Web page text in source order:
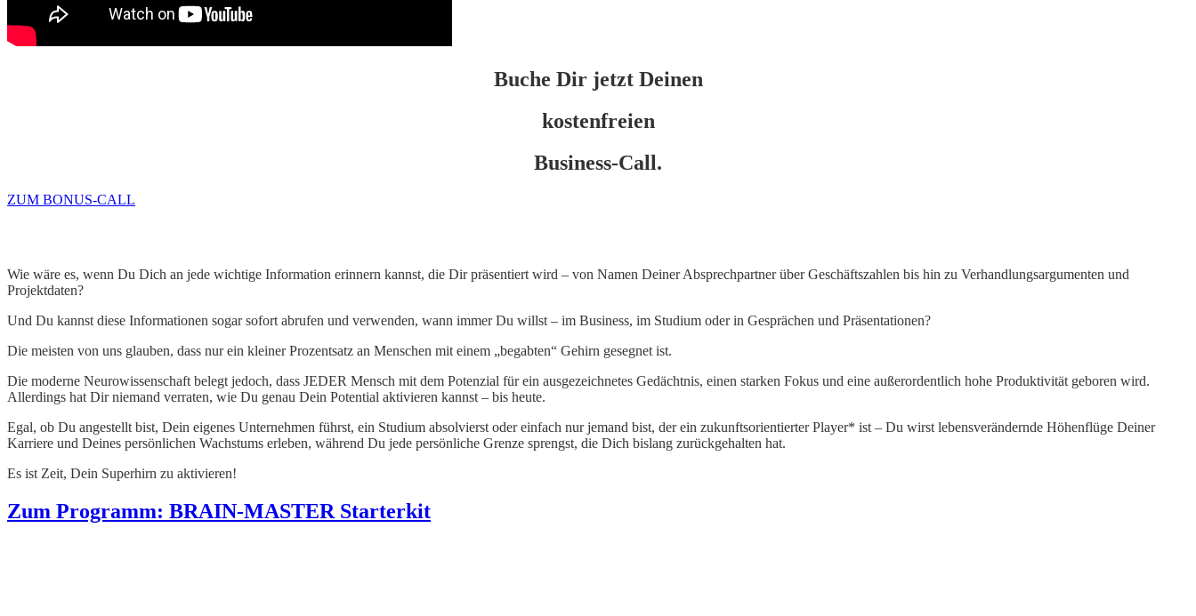
Buche Dir jetzt Deinen
kostenfreien
Business-Call.
ZUM BONUS-CALL
Wie wäre es, wenn Du Dich an jede wichtige Information erinnern kannst, die Dir präsentiert wird – von Namen Deiner Absprechpartner über Geschäftszahlen bis hin zu Verhandlungsargumenten und
Projektdaten?
Und Du kannst diese Informationen sogar sofort abrufen und verwenden, wann immer Du willst – im Business, im Studium oder in Gesprächen und Präsentationen?
Die meisten von uns glauben, dass nur ein kleiner Prozentsatz an Menschen mit einem „begabten“ Gehirn gesegnet ist.
Die moderne Neurowissenschaft belegt jedoch, dass JEDER Mensch mit dem Potenzial für ein ausgezeichnetes Gedächtnis, einen starken Fokus und eine außerordentlich hohe Produktivität geboren wird.
Allerdings hat Dir niemand verraten, wie Du genau Dein Potential aktivieren kannst – bis heute.
Egal, ob Du angestellt bist, Dein eigenes Unternehmen führst, ein Studium absolvierst oder einfach nur jemand bist, der ein zukunftsorientierter Player* ist – Du wirst lebensverändernde Höhenflüge Deiner
Karriere und Deines persönlichen Wachstums erleben, während Du jede persönliche Grenze sprengst, die Dich bislang zurückgehalten hat.
Es ist Zeit, Dein Superhirn zu aktivieren!
Zum Programm: BRAIN-MASTER Starterkit